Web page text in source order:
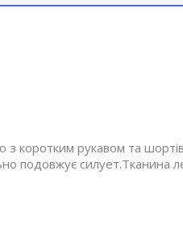
з коротким рукавом та
подовжує силует.Тканина